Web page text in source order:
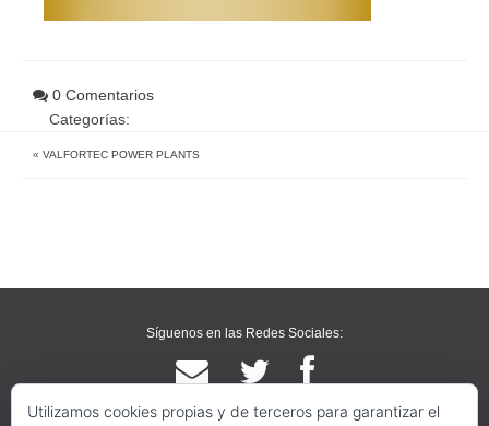
0 Comentarios
Categorías:
« VALFORTEC POWER PLANTS
Síguenos en las Redes Sociales:
Utilizamos cookies propias y de terceros para garantizar el